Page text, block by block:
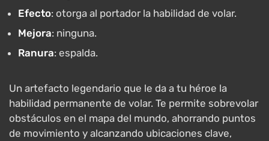
Efecto: otorga al portador la habilidad de volar.
Mejora: ninguna.
Ranura: espalda.
Un artefacto legendario que le da a tu héroe la
habilidad permanente de volar. Te permite sobrevolar
obstáculos en el mapa del mundo, ahorrando puntos
de movimiento y alcanzando ubicaciones clave,